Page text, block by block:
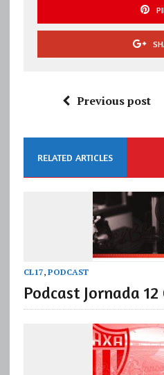
Previous post
RELATED ARTICLES
CL17, PODCAST
Podcast Jornada 12